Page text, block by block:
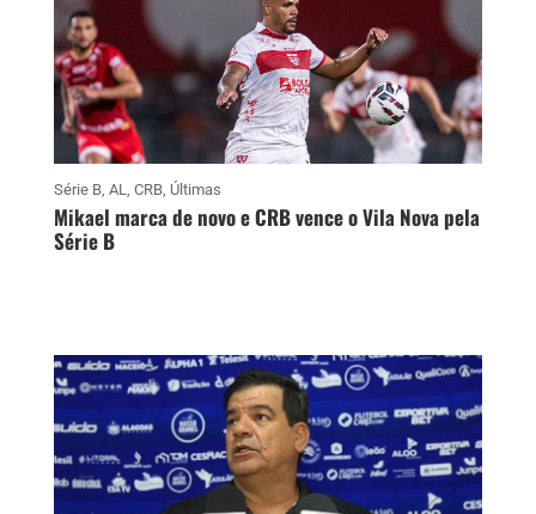
Série B, AL, CRB, Últimas
Mikael marca de novo e CRB vence o Vila Nova pela
Série B